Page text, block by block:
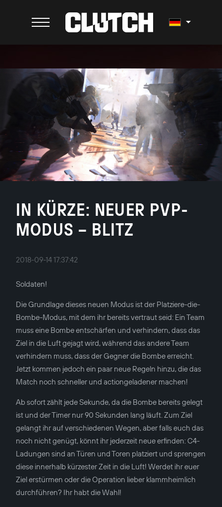
IN KÜRZE: NEUER PVP-
MODUS – BLITZ
2018-09-14 17:37:42
Soldaten!
Die Grundlage dieses neuen Modus ist der Platziere-die-
Bombe-Modus, mit dem ihr bereits vertraut seid: Ein Team
muss eine Bombe entschärfen und verhindern, dass das
Ziel in die Luft gejagt wird, während das andere Team
verhindern muss, dass der Gegner die Bombe erreicht.
Jetzt kommen jedoch ein paar neue Regeln hinzu, die das
Match noch schneller und actiongeladener machen!
Ab sofort zählt jede Sekunde, da die Bombe bereits gelegt
ist und der Timer nur 90 Sekunden lang läuft. Zum Ziel
gelangt ihr auf verschiedenen Wegen, aber falls euch das
noch nicht genügt, könnt ihr jederzeit neue erfinden: C4-
Ladungen sind an Türen und Toren platziert und sprengen
diese innerhalb kürzester Zeit in die Luft! Werdet ihr euer
Ziel erstürmen oder die Operation lieber klammheimlich
durchführen? Ihr habt die Wahl!